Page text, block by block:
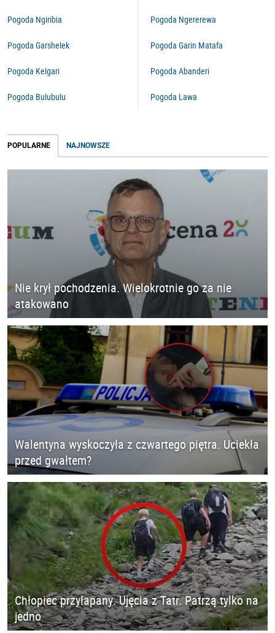
Pogoda Ngiribia
Pogoda Garshelek
Pogoda Kelgari
Pogoda Bulubulu
Pogoda Ngererewa
Pogoda Garin Matafa
Pogoda Abanderi
Pogoda Lawa
POPULARNE NAJNOWSZE
Nie krył pochodzenia. Wielokrotnie go za nie
atakowano
Walentyna wyskoczyła z czwartego piętra. Uciekła
przed gwałtem?
Chłopiec przyłapany. Ujęcia z Tatr. Patrzą tylko na
jedno